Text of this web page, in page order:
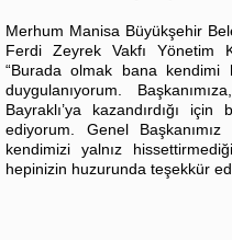
Merhum Manisa Büyükşehir
Ferdi Zeyrek Vakfı Yönetim
“Burada olmak bana
duygulanıyorum.
Bayraklı’ya kazandırdığı
ediyorum. Genel
kendimizi yalnız
hepinizin huzurunda teşekkür